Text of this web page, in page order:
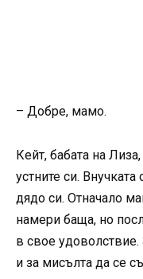
– Добре, мамо.
Кейт, бабата на
устните си.
дядо си. Отначало
намери баща, но
в свое
и за мисълта да се